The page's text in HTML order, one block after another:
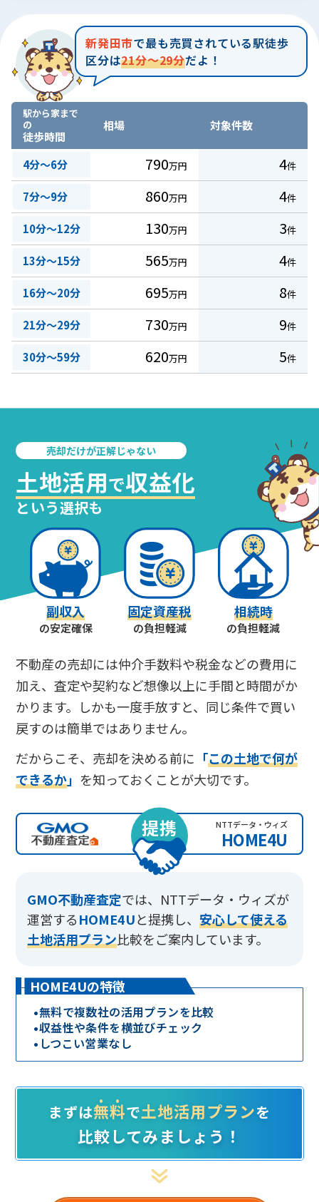
新発田市で最も売買されている駅徒歩
区分は21分～29分だよ！
駅から家まで
の
徒歩時間
相場 対象件数
4分～6分 790万円 4件
7分～9分 860万円 4件
10分～12分 130万円 3件
13分～15分 565万円 4件
16分～20分 695万円 8件
21分～29分 730万円 9件
30分～59分 620万円 5件
売却だけが正解じゃない
土地活用で収益化
という選択も
副収入
の安定確保
固定資産税
の負担軽減
相続時
の負担軽減
不動産の売却には仲介手数料や税金などの費用に
加え、査定や契約など想像以上に手間と時間がか
かります。しかも一度手放すと、同じ条件で買い
戻すのは簡単ではありません。
だからこそ、売却を決める前に 「この土地で何が
できるか」 を知っておくことが大切です。
NTTデータ・ウィズ
HOME4U
提携
GMO不動産査定では、 NTTデータ・ウィズが
運営するHOME4Uと提携し、安心して使える
土地活用プラン比較をご案内しています。
HOME4Uの特徴
•無料で複数社の活用プランを比較
•収益性や条件を横並びチェック
• しつこい営業なし
まずは無料で土地活用プランを
比較してみましょう！